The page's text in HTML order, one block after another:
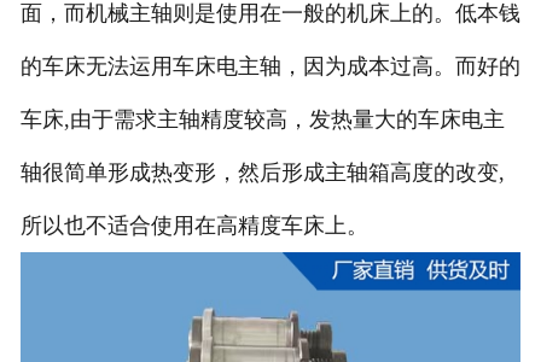
联系我们
面，而机械主轴则是使用在一般的机床上的。低本钱
的车床无法运用车床电主轴，因为成本过高。而好的
车床,由于需求主轴精度较高，发热量大的车床电主
轴很简单形成热变形，然后形成主轴箱高度的改变,
所以也不适合使用在高精度车床上。